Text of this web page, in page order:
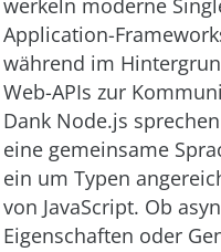
Application-
während im
Web-APIs zur
Dank Node.js
eine gemeinsame
ein um Typen
von JavaScript. Ob
Eigenschaften oder